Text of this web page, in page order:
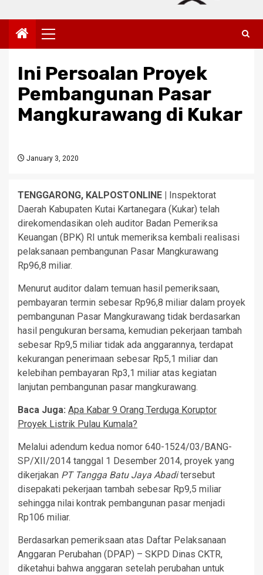
Primary
Menu
Ini Persoalan Proyek
Pembangunan Pasar
Mangkurawang di Kukar
January 3, 2020
TENGGARONG, KALPOSTONLINE |
Inspektorat
Daerah Kabupaten Kutai Kartanegara (Kukar) telah
direkomendasikan oleh auditor Badan Pemeriksa
Keuangan (BPK) RI untuk memeriksa kembali realisasi
pelaksanaan pembangunan Pasar Mangkurawang
Rp96,8 miliar.
Menurut auditor dalam temuan hasil pemeriksaan,
pembayaran termin sebesar Rp96,8 miliar dalam proyek
pembangunan Pasar Mangkurawang tidak berdasarkan
hasil pengukuran bersama, kemudian pekerjaan tambah
sebesar Rp9,5 miliar tidak ada anggarannya, terdapat
kekurangan penerimaan sebesar Rp5,1 miliar dan
kelebihan pembayaran Rp3,1 miliar atas kegiatan
lanjutan pembangunan pasar mangkurawang.
Baca Juga: Apa Kabar 9 Orang Terduga Koruptor
Proyek Listrik Pulau Kumala?
Melalui adendum kedua nomor 640-1524/03/BANG-
SP/XII/2014 tanggal 1 Desember 2014, proyek yang
dikerjakan PT Tangga Batu Jaya Abaditersebut
disepakati pekerjaan tambah sebesar Rp9,5 miliar
sehingga nilai kontrak pembangunan pasar menjadi
Rp106 miliar.
Berdasarkan pemeriksaan atas Daftar Pelaksanaan
Anggaran Perubahan (DPAP) – SKPD Dinas CKTR,
diketahui bahwa anggaran setelah perubahan untuk